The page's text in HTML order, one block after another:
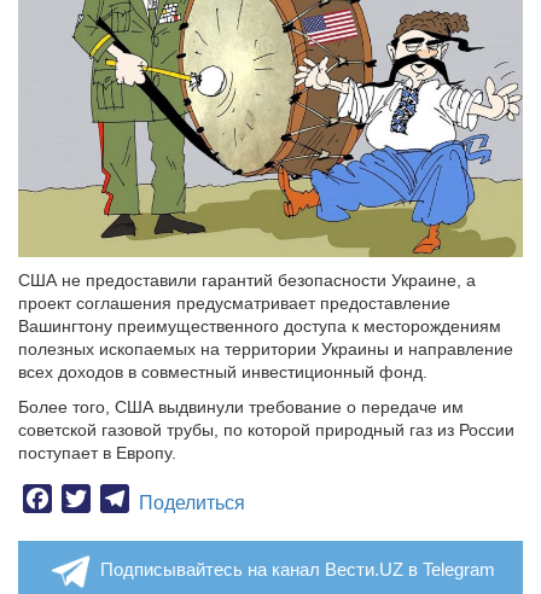
США не предоставили гарантий безопасности Украине, а
проект соглашения предусматривает предоставление
Вашингтону преимущественного доступа к месторождениям
полезных ископаемых на территории Украины и направление
всех доходов в совместный инвестиционный фонд.
Более того, США выдвинули требование о передаче им
советской газовой трубы, по которой природный газ из России
поступает в Европу.
Facebook
TwitterTelegram
Поделиться
Подписывайтесь на канал Вести.UZ в Telegram